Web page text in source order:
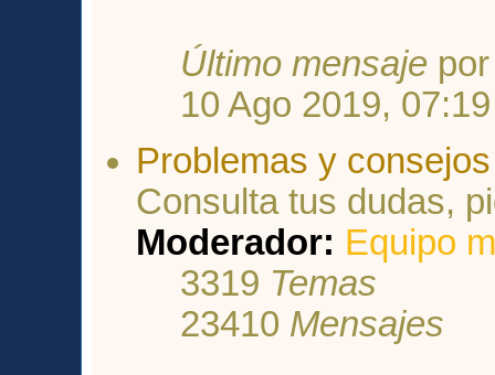
Último mensaje
10 Ago 2019, 07:19
Problemas y
Consulta tus dudas,
Moderador: Equipo
3319 Temas
23410 Mensajes